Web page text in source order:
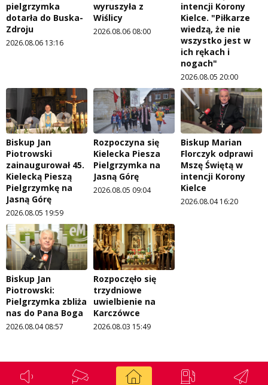
pielgrzymka
dotarła do Buska-
Zdroju
2026.08.06 13:16
wyruszyła z
Wiślicy
2026.08.06 08:00
intencji Korony
Kielce. "Piłkarze
wiedzą, że nie
wszystko jest w
ich rękach i
nogach"
2026.08.05 20:00
Biskup Jan
Piotrowski
zainaugurował 45.
Kielecką Pieszą
Pielgrzymkę na
Jasną Górę
2026.08.05 19:59
Rozpoczyna się
Kielecka Piesza
Pielgrzymka na
Jasną Górę
2026.08.05 09:04
Biskup Marian
Florczyk odprawi
Mszę Świętą w
intencji Korony
Kielce
2026.08.04 16:20
Biskup Jan
Piotrowski:
Pielgrzymka zbliża
nas do Pana Boga
2026.08.04 08:57
Rozpoczęło się
trzydniowe
uwielbienie na
Karczówce
2026.08.03 15:49